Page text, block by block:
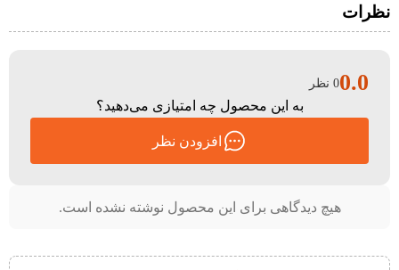
نظرات
هیچ دیدگاهی برای این محصول نوشته نشده است.
0.00 نظر
به این محصول چه امتیازی می‌دهید؟
افزودن نظر